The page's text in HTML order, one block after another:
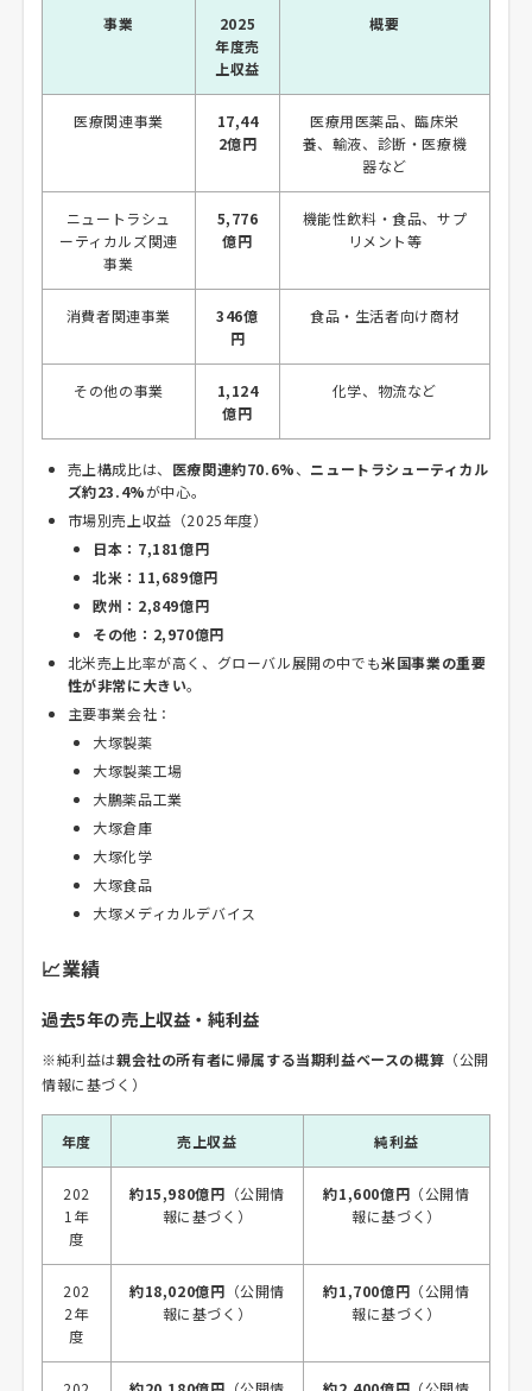
事業
2025
年度売
上収益
概要
医療関連事業
17,44
2億円
医療用医薬品、臨床栄
養、輸液、診断・医療機
器など
ニュートラシュ
ーティカルズ関連
事業
5,776
億円
機能性飲料・食品、サプ
リメント等
消費者関連事業
346億
円
食品・生活者向け商材
その他の事業
1,124
億円
化学、物流など
売上構成比は、 医療関連約70.6%、 ニュートラシューティカル
ズ約23.4%が中心。
市場別売上収益（2025年度）
日本：7,181億円
北米：11,689億円
欧州：2,849億円
その他：2,970億円
北米売上比率が高く、グローバル展開の中でも米国事業の重要
性が非常に大きい。
主要事業会社：
大塚製薬
大塚製薬工場
大鵬薬品工業
大塚倉庫
大塚化学
大塚食品
大塚メディカルデバイス
📈業績
過去5年の売上収益・純利益
※純利益は親会社の所有者に帰属する当期利益ベースの概算 （公開
情報に基づく）
年度 売上収益 純利益
202
1年
度
約15,980億円 （公開情
報に基づく）
約1,600億円 （公開情
報に基づく）
202
2年
度
約18,020億円 （公開情
報に基づく）
約1,700億円 （公開情
報に基づく）